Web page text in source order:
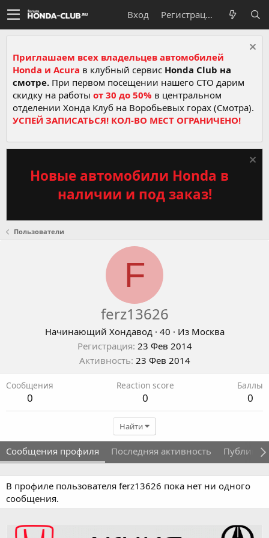
Вход Регистрация
Приглашаем всех владельцев автомобилей
Honda и Acura в клубный сервис Honda Club на
смотре. При первом посещении нашего СТО дарим
скидку на работы от 30 до 50% в центральном
отделении Хонда Клуб на Воробьевых горах (Смотра).
УСПЕЙ ЗАПИСАТЬСЯ! КОЛ-ВО МЕСТ ОГРАНИЧЕНО!
Новые автомобили Honda в
наличии и под заказ!
Пользователи
F
ferz13626
Начинающий Хондавод · 40 · Из Москва
Регистрация 23 Фев 2014
Активность 23 Фев 2014
Сообщения
0
Reaction score
0
Баллы
0
Найти
Сообщения профиля Последняя активность
В профиле пользователя ferz13626 пока нет ни одного
сообщения.